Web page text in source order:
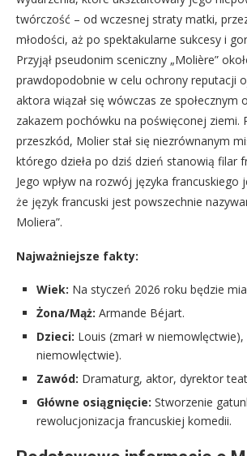
twórczość – od wczesnej straty matki,
młodości, aż po spektakularne sukcesy i
Przyjął pseudonim sceniczny „Molière”
prawdopodobnie w celu ochrony reputacji
aktora wiązał się wówczas ze społecznym
zakazem pochówku na poświęconej ziemi.
przeszkód, Molier stał się niezrównanym
którego dzieła po dziś dzień stanowią filar
Jego wpływ na rozwój języka francuskiego
że język francuski jest powszechnie
Moliera”.
Najważniejsze fakty:
Wiek: Na styczeń 2026 roku będzie
Żona/Mąż: Armande Béjart.
Dzieci: Louis (zmarł w niemowlęctwie),
niemowlęctwie).
Zawód: Dramaturg, aktor, dyrektor
Główne osiągnięcie: Stworzenie
rewolucjonizacja francuskiej komedii.